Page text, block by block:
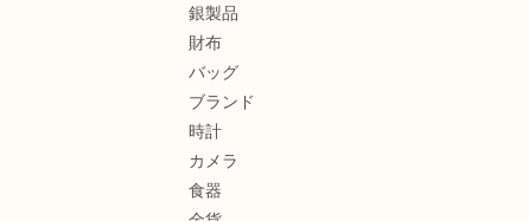
銀製品
財布
バッグ
ブランド
時計
カメラ
食器